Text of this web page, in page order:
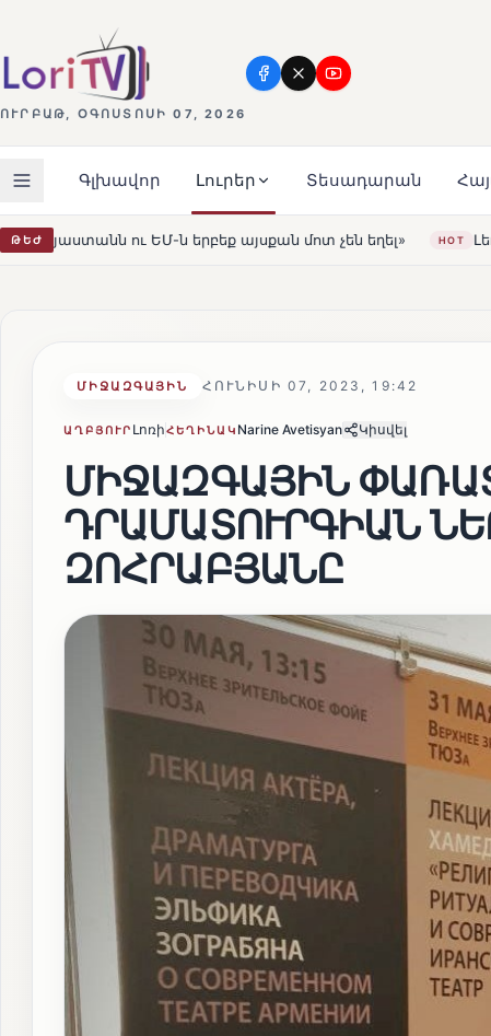
ՈՒՐԲԱԹ, ՕԳՈՍՏՈՍԻ 07, 2026
Գլխավոր Լուրեր Տեսադարան
ԹԵԺ
այսքան մոտ չեն եղել» HOT Լեռնահովիտի Սուրբ
ՄԻՋԱԶԳԱՅԻՆ ՀՈՒՆԻՍԻ 07, 2023, 19:42
ԱՂԲՅՈՒՐ ԼոռիՀԵՂԻՆԱԿ Narine Avetisyan Կիսվել
ՄԻՋԱԶԳԱՅԻՆ
ԴՐԱՄԱՏՈՒՐԳԻԱՆ
ԶՈՀՐԱԲՅԱՆԸ